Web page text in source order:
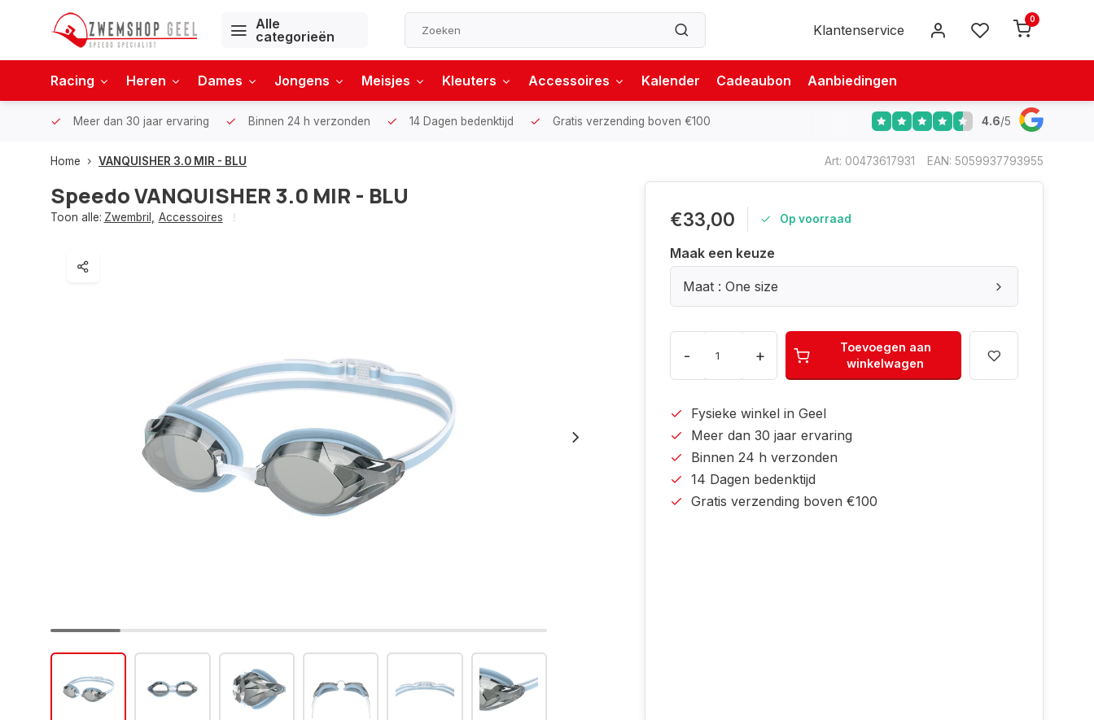
Alle
categorieën
Klantenservice
0
Racing Heren Dames Jongens Meisjes Kleuters Accessoires Kalender Cadeaubon Aanbiedingen
Meer dan 30 jaar ervaring Binnen 24 h verzonden 14 Dagen bedenktijd Gratis verzending boven €100 4.6/5
Home VANQUISHER 3.0 MIR - BLU Art: 00473617931 EAN: 5059937793955
SpeedoVANQUISHER 3.0 MIR - BLU
Toon alle: Zwembril Accessoires €33,00 Op voorraad
Maak een keuze
Maat : One size
- +
Toevoegen aan
winkelwagen
Fysieke winkel in Geel
Meer dan 30 jaar ervaring
Binnen 24 h verzonden
14 Dagen bedenktijd
Gratis verzending boven €100